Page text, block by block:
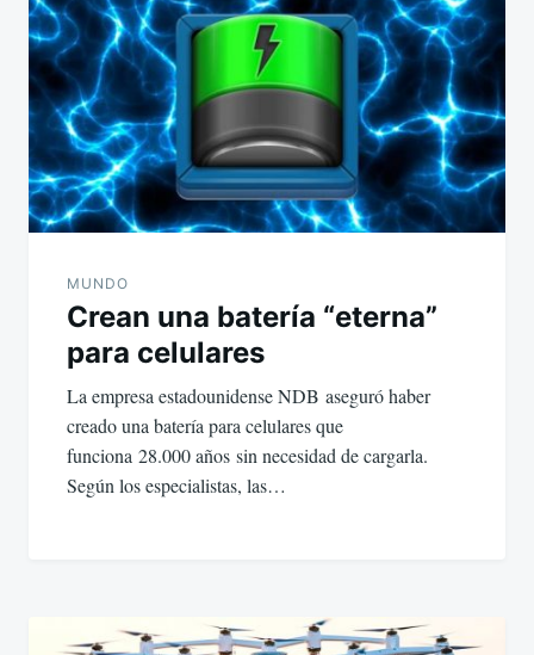
MUNDO
Crean una batería “eterna”
para celulares
La empresa estadounidense NDB aseguró haber
creado una batería para celulares que
funciona 28.000 años sin necesidad de cargarla.
Según los especialistas, las…